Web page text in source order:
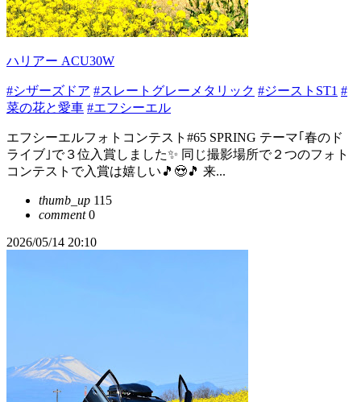
ハリアー ACU30W
#シザーズドア #スレートグレーメタリック #ジーストST1 #
菜の花と愛車 #エフシーエル
エフシーエルフォトコンテスト#65 SPRING テーマ｢春のド
ライブ｣で３位入賞しました✨ 同じ撮影場所で２つのフォト
コンテストで入賞は嬉しい🎵😍🎵 来...
thumb_up 115
comment0
2026/05/14 20:10